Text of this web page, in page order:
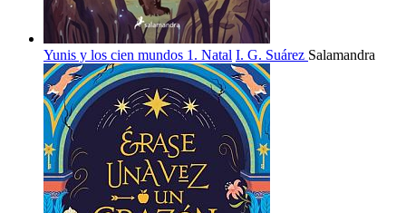
Yunis y los cien mundos 1. Natal I. G. Suárez Salamandra